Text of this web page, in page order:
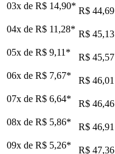
03x de R$ 14,90* R$ 44,69
04x de R$ 11,28* R$ 45,13
05x de R$ 9,11*
R$ 45,57
06x de R$ 7,67*
R$ 46,01
07x de R$ 6,64*
R$ 46,46
08x de R$ 5,86*
R$ 46,91
09x de R$ 5,26* R$ 47,36